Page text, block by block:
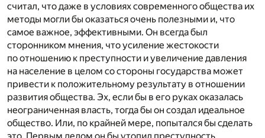
считал, что даже в условиях современного общества их
методы могли бы оказаться очень полезными и, что
самое важное, эффективными. Он всегда был
сторонником мнения, что усиление жестокости
по отношению к преступности и увеличение давления
на население в целом со стороны государства может
привести к положительному результату в отношении
развития общества. Эх, если бы в его руках оказалась
неограниченная власть, тогда бы он создал идеальное
общество. Или, по крайней мере, попытался бы сделать